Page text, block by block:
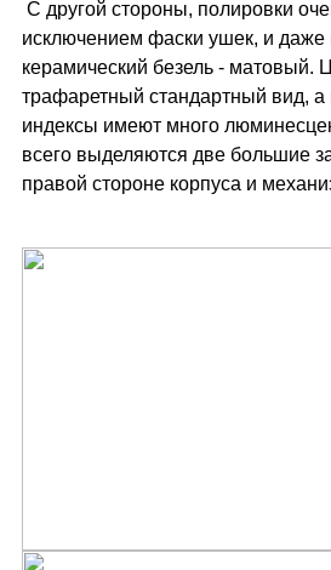
С другой стороны, полировки
исключением фаски ушек, и
керамический безель -
трафаретный стандартный вид, а
индексы имеют много
всего выделяются две большие
правой стороне корпуса и